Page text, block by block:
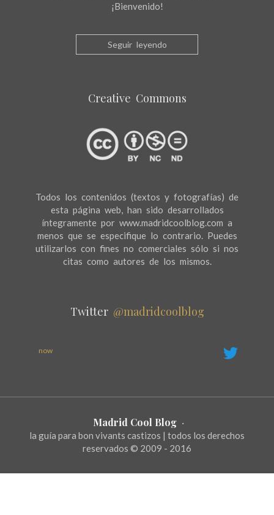
¡Bienvenido!
Seguir leyendo
Creative Commons
Todos los contenidos (textos y fotografías) de
esta página web, han sido desarrollados
íntegramente por www.madridcoolblog.com a
menos que se especifique lo contrario. Puedes
utilizarlos con fines no comerciales sólo si nos
citas como autores de los mismos.
Twitter @madridcoolblog
now
Madrid Cool Blog ·
la guía para bon vivants castizos | todos los derechos
reservados © 2009 - 2016